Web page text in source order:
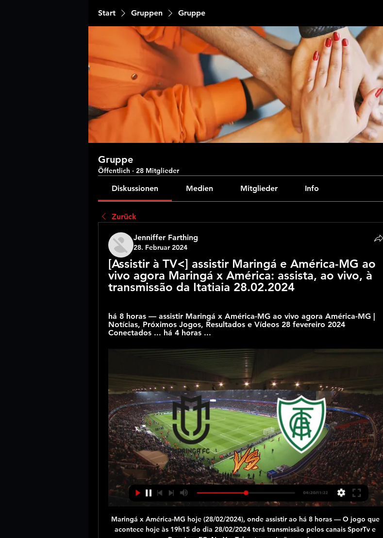
Start Gruppen Gruppe
Gruppe
Öffentlich · 28 Mitglieder
Diskussionen Medien Mitglieder Info
Zurück
Jenniffer Farthing
28. Februar 2024
[Assistir à TV<] assistir Maringá e América-MG ao
vivo agora Maringá x América: assista, ao vivo, à
transmissão da Itatiaia 28.02.2024
há 8 horas — assistir Maringá x América-MG ao vivo agora América-MG |
Notícias, Próximos Jogos, Resultados e Vídeos 28 fevereiro 2024
Conectados ... há 4 horas ...
Maringá x América-MG hoje (28/02/2024), onde assistir ao há 8 horas — O jogo que acontece hoje às 19h15 do dia 28/02/2024 terá transmissão pelos canais SporTv e Premiere FC. No YouTube, transmissão ao vivo ...

Vendo meu mini pc, pipo x9, ótimo estado apenas marcas de uso 2gb ram 32gb interno possui windowns 10 completo possui plataforma android tbm pode ser usado como tvbox possui 4 portas usb entrada hdmi fonte original entrada de rede via cabo wi-fi e

Fluminense x Atlético-PR: assista ao vivo na internet e tv. Como garante o site “Ideal Notícia”, o jogo dá para acompanhar Fluminense x Atlético-PR ao vivo pela internet. O jogo ao vivo pode ser assistido através do aplicativo Premiere Play. Esse app é gratuito e …

Home / Agenda da TV / assistir online / futebol / horários / jogos ao vivo / jogos na internet / programação / transmissão / TV / Jogos de sábado ao vivo na TV e Internet;. Campeonato Paulista Segunda Divisão: União Barbarense x Jaguariúna - MYCUJOO (FPF TV) 16h00 - Campeonato Sul-Mato. Saiba onde assistir jogos ao vivo na TV e.

Ouvir Internacional x Santos Pelo Youtube. O Youtube não permite mais transmissões de jogos ao vivo. Mas para nossa alegria o youtube liberou a audição dos jogos ao vivo, então role a página e encontre um canal de sua preferencia para Ouvir Internacional x Santos.

Assistir Maringá x América-MG Ao Vivo - 28/02/2024 há 5 horas — A partida entre Maringá x América-MG acontece neste dia 28/02/2024, às 19h15 (pelo horário de Brasília). Abaixo você poderá conferir todas ...

O famoso espaço de eventos que opera uma cozinha e bar caiçara no verão tem a cara de Ilhabela, rústico e sofisticado. Ele conta com uma infraestrutura de alto padrão, te garante uma pista pé na areia em sua praia própria e o mar pra pular as 7 ondinhas.

roda PESQUISA Conhecer a realidade ambiental do local e opinião dos envolvidos sobre suas necessidades é o começo de toda mudança. Fazemos coleta de dados ambientais em campo, consulta e análise de base de dados oficiais, aplicação de entrevistas e outras técnicas.

Jogo Liverpool x Barcelona ao vivo no Esporte Interativo.. Outra forma de acompanhar o jogo ao vivo é pelo site do TNT GO, serviço de streaming pago do canal da TV fechada TNT.. Jogo do Liverpool x Barcelona terá transmissão ao vivo no Facebook. 0 shares. Share 0 Tweet 0.

Descrição do evento. No ano em que o método Canguru completa quatro décadas e para celebrar o fato de Santos ter sido a cidade pioneira na utilização dessa metodologia no Brasil, a ONG Prematuridade.com tem o prazer de convidá-lo para o 1º Seminário Internacional de Neonatologia da Baixada Santista, que acontecerá nos dias 4 e 5 de.

O portal reúne informações e serviços para quem mora, visita ou exerce atividade econômica na cidade, com consulta de dados, emissão de documentos etc.

Icy Events & Meet-ups há 5 horas — há 3 dias — Abrimos agora a transmissão da partida entre América-MG e Atlético-MG, no clássico pelo Campeonato Mineiro! 15:46há 3 dias.

Jogos América Mineiro ao vivo, tabela, resultados, Maringá Futebol - Brasil: placar ao vivo América Mineiro, resultados finais, tabelas, resumos de jogo com artilheiros, cartões amarelos e vermelhos, comparação de ...

Hoje, a Nedraki fornece o filamento a mais de 13 empresas venezuelanas e produz peças de plástico, como rodas dentadas de transmissão de câmbio, para outras companhias. Dominguez disse que seu filamento ajuda a abaixar os custos de uma empresa em até 40% eliminando os gastos com a importação e o transporte das peças.

Desde dezembro, em plenas férias da categoria, os funcionários das escolas estaduais estão sofrendo com mais um ataque do governo Cabral contra a educação estadual. Serventes, merendeiras, pessoal de portaria e de secretaria, muitos com mais de duas décadas de trabalho em escolas espalhadas pelo est

assistir Maringá x América-MG ao vivo agora há 8 horas — assistir Maringá x América-MG ao vivo agora América-MG | Notícias, Próximos Jogos, Resultados e Vídeos 28 fevereiro 2024 Conectados há 4 horas ...

Foto: Reprodução/Ceará S.C. Quem também não faz mais parte dos planos do Ceará, seguindo exemplo de Enderson Moreira, para a sequência de 2019 é o lateral esquerdo Thiago Carleto. O atleta, que sequer viajou com a delegação para Belo Horizonte, quando o …

O meia Richarlyson, chegou ao Recife na tarde desta quinta feira (13) , com isso despertou a curiosidade da imprensa local, nessa época de contratações e montagens de elencos tudo vira possibilidades.

assistir Maringá e América-MG ao vivo online Copa do Brasil há 6 horas — há 3 dias — Como e onde assistir ao jogo América-MG x Atlético-MGao vivo. Além do tempo real aqui na VAVEL Brasil, a partida entre ...

Há um ano, o Treze fez jogo histórico contra o Caxias, em pleno estádio Centenário, venceu por 3 a 1 e garantiu acesso à Série C do Campeonato Brasileiro. Mas nesta segunda-feira (08), quando o elenco comandado por Luizinho Lopes se reapresentou após derrota para o ABC…

RIO — Chega a 25 o número de mortes por febre amarela no Estado do Rio. De acordo com o último boletim epidemiológico divulgado pela secretaria estadual de Saúde, os municípios de Engenheiro Paulo de Frontin, no interior do estado, e Mangaratiba, na Costa Verde, também registram casos da doença.

A Procuradoria-Geral da República é a Autoridade Central designada para a receção, transmissão e demais tramitação dos pedidos de cooperação judiciária internacional em matéria penal, nos termos do artigo 21.º, n.º 1 da Lei n.º 144/99, de 31 de agosto, funcionando estes serviços no âmbito do GDDC.

Maringá x América-MG Onde assistir ao vivo, Palpites e há 10 horas — O jogo entre Maringá x América-MG, marcado para acontecer nesta HOJE às 19:10 (horário de Brasília) PELA edição 2024 da Copa do Brasil. A ...

O Santos não contará com Diego Pituca, suspenso, para enfrentar o Flamengo no próximo sábado, às 17h (de Brasília), no Maracanã, pela 19ª e última rodada do primeiro turno do Campeonato Brasileiro. Pituca, ao lado de Sánchez, é o jogador com mais partidas pelo Peixe em …

A campanha ainda está longe de empolgar, mas a Ponte Preta tem um trunfo considerável para se afirmar na Série B do Campeonato Brasileiro no próximo sábado, em Campinas, contra o Paraná Clube. Novamente no Moisés Lucarelli, a Macaca defende uma invencibilidade longa diante da torcida. São …

Piracicaba, SP, 9 (AFI) - O XV de Piracicaba perdeu a sua invencibilidade na Copa Paulista ao cair em casa, por 2 a 1, diante do Atibaia pela abertura da oitava rodada.

Arrendar quarto Santa Clara (3) Arrendar quarto Algueirão-Mem Martins (2) Arrendar quarto Beato (1) Arrendar quarto Rio de Mouro (1) Arrendar quarto Torres Vedras (São Pedro, Santiago, Santa Maria do Castelo e São Miguel) e Matacães (1) Arrendar quarto Póvoa de Santo Adrião e Olival Basto (1)

Flamengo vai jogar contra o Goiás nesta sexta-feira (31). A partida é válida pela vigésima nona rodada do Brasileirão. O jogo começará ás 20h (horário de Brasília) e promete fortes emoções ao …

XV Piracicaba x Atibaia se enfrentam nesta sexta-feira (9), às 20h (horário de Brasília) pela 8ª rodada da Copa Paulista na sua edição 2019. A partida será realizada no estádio Barão de Serra Negra com capacidade para 18 mil pessoas, local onde a equipe de Piracicaba irá …

Quando o caso chegou ao conhecimento do bispo de Bragança, José Carlos Martins colocou o lugar à disposição mas continuou a merecer a confiança de D. José Cordeiro, mantendo-se no cargo. Perante novas suspeitas de plágio, o bispo garante agora …

O Corinthians está a detalhes de contratar o atacante André Luís, que está emprestado para a Ponte Preta na disputa da Série B do Campeonato Brasileiro.. Linense-SP Real Madrid-ESP.

O Benfica vendeu os direitos de transmissão televisivos dos jogos à NOS, por um total que pode chegar aos 400 milhões de euros. O negócio foi oficializado nesta quarta-feira pela NOS SGPS, a empresa compradora. Em causa está um «contrato de cessação dos direitos de transmissão televisiva dos jogos em casa da equipa A de…

Assista ao futebol brasileiro e portuguÃªs e internacional ao vivo e de graÃ§a. Todos os jogos,. Vitória Setúbal. 13. 1 1 1 1 Ontem - 20:15. 01 Video(s) VIDEO. 12' 1-1 Bruno Pires . in 0 h 00 min 00 sec.. UD Vilafranquense (15.)

"Soubemos os momentos em que tínhamos de sofrer, os momentos em que tínhamos de agredir, figuradamente claro, o Atlético e acabamos por ter uma noite europeia ‘à Benfica’, como antigamente", referiu Rui Vitória, na zona de entrevistas rápidas.

Vencendo por 1-0 o Marítimo "B" (uma das boas equipas neste campeonato), com o golo a surgir a cinco minutos do fim apontado por Iturbe na sequência de um grande penalidade.

Resultado de Aljustrelense x Louletano ao vivo (Campeonato de Portugal - Grupo D) e placar do jogo atualizado minuto a minuto. Acompanhe o resultado da partida, saiba quem fez os gols, siga as estatísticas e escalações. Vídeo com transmissão ao vivo do jogo Aljustrelense x Louletano …

Use sua conta da Uber para fazer pedidos no Pizza Nostra Jabaquara em . Consulte o menu, veja os itens mais populares e acompanhe seu pedido.

Maringá x América: horário e onde assistir ao vivo pela há 3 horas — Equipes se enfrentam às 19h15 (de Brasília) desta quarta-feira (28), em jogo único, pela primeira fase da competição.

"A floresta está muito mais próxima de um ponto de não retorno do qu... e 30 anos atrás." No Roda Viva, o cientista e especialista em meio ambiente Carlos Nobre comentou a atual situação da floresta Amazônia e as projeções para o futuro.

Botafogo vence Criciúma e retoma liderança isolada da Série B No G4, Londrina venceu Vila Nova e Ponte Preta acabou com invencibilidade do Cuiabá

O jogo ao vivo Real Madrid x Galatasaray é válido pela quarta rodada do grupo A da Champions League. Receber novidades Assista a partida Real Madrid x Galatasaray pela página no Facebook do Esporte Interativo, aplicativo EL PAÍS ou com transmissão ao vivo nas redes sociais, com cobertura ao vivo do conf